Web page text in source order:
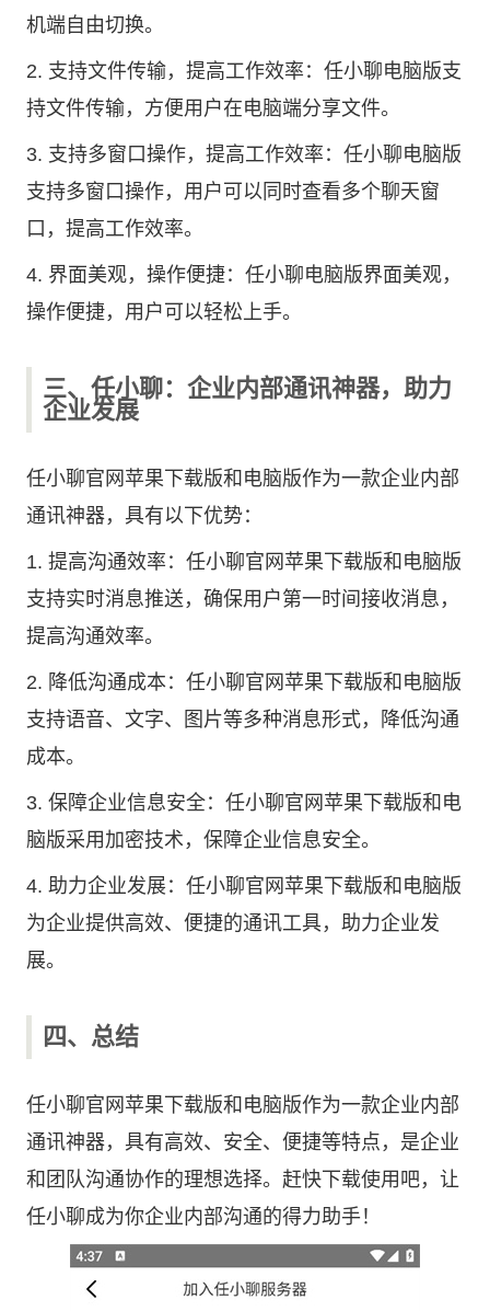
机端自由切换。
2. 支持文件传输，提高工作效率：任小聊电脑版支
持文件传输，方便用户在电脑端分享文件。
3. 支持多窗口操作，提高工作效率：任小聊电脑版
支持多窗口操作，用户可以同时查看多个聊天窗
口，提高工作效率。
4. 界面美观，操作便捷：任小聊电脑版界面美观，
操作便捷，用户可以轻松上手。
三、任小聊：企业内部通讯神器，助力
企业发展
任小聊官网苹果下载版和电脑版作为一款企业内部
通讯神器，具有以下优势：
1. 提高沟通效率：任小聊官网苹果下载版和电脑版
支持实时消息推送，确保用户第一时间接收消息，
提高沟通效率。
2. 降低沟通成本：任小聊官网苹果下载版和电脑版
支持语音、文字、图片等多种消息形式，降低沟通
成本。
3. 保障企业信息安全：任小聊官网苹果下载版和电
脑版采用加密技术，保障企业信息安全。
4. 助力企业发展：任小聊官网苹果下载版和电脑版
为企业提供高效、便捷的通讯工具，助力企业发
展。
四、总结
任小聊官网苹果下载版和电脑版作为一款企业内部
通讯神器，具有高效、安全、便捷等特点，是企业
和团队沟通协作的理想选择。赶快下载使用吧，让
任小聊成为你企业内部沟通的得力助手！